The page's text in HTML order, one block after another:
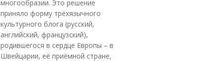
многообразии. Это решение
приняло форму трёхязычного
культурного блога (русский,
английский, французский),
родившегося в сердце Европы – в
Швейцарии, её приёмной стране,